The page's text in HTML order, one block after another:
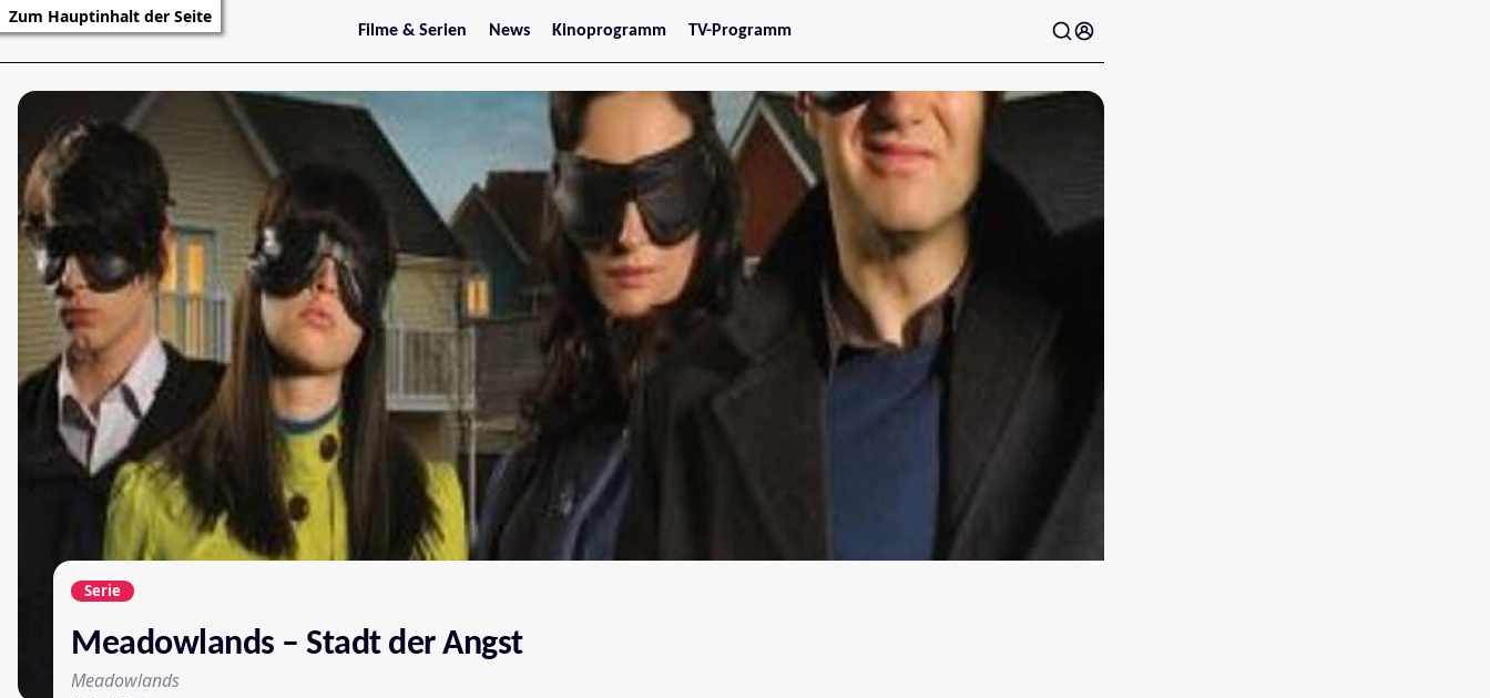
Zum Hauptinhalt der Seite
Filme & Serien
Trailer
News
Stars
Kinoprogramm
Jetzt im Kino
Wien
Niederösterreich
Oberösterreich
Steiermark
Burgenland
Kärnten
Salzburg
Tirol
Vorarlberg
TV-Programm
Serie
Meadowlands – Stadt der Angst
Meadowlands